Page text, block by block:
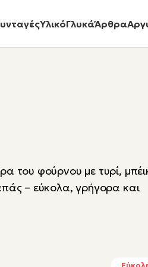
ΥλικόΓλυκάΆρθρα
του φούρνου με τυρί,
– εύκολα, γρήγορα και